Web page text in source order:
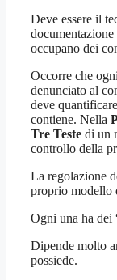
Deve essere il
documentazione
occupano dei
Occorre che
denunciato al
deve
contiene. Nella
Tre Teste di un
controllo della
La regolazione
proprio modello
Ogni una ha dei
Dipende molto
possiede.